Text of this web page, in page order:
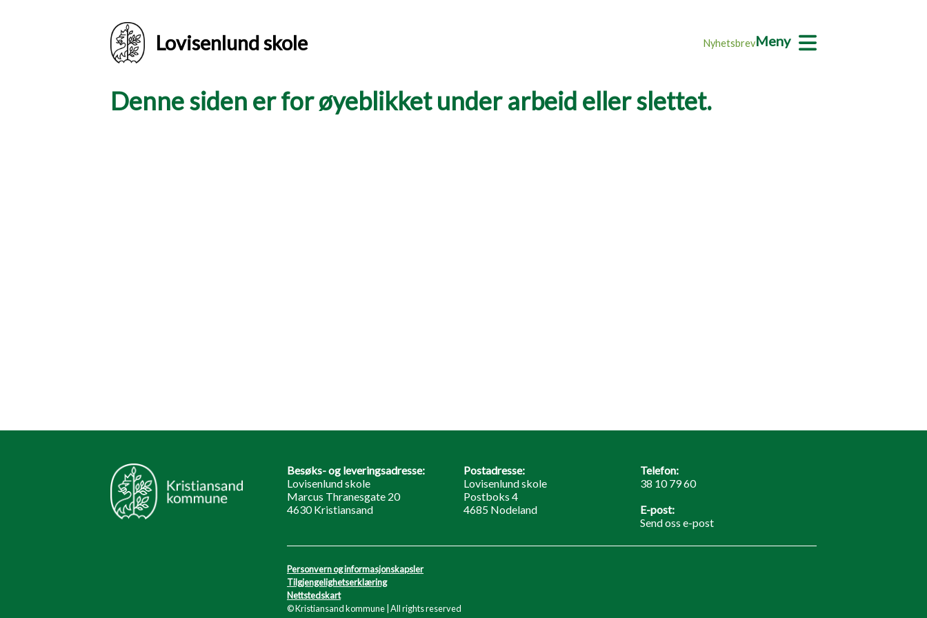
Lovisenlund skole NyhetsbrevMeny
Denne siden er for øyeblikket under arbeid eller slettet.
Besøks- og leveringsadresse:
Lovisenlund skole
Marcus Thranesgate 20
4630 Kristiansand
Postadresse:
Lovisenlund skole
Postboks 4
4685 Nodeland
Telefon:
38 10 79 60
E-post:
Send oss e-post
Personvern og informasjonskapsler
Tilgjengelighetserklæring
Nettstedskart
© Kristiansand kommune | All rights reserved